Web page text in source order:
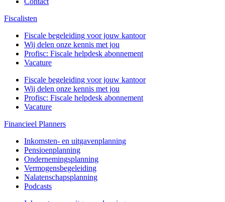
Fiscalisten
Fiscale begeleiding voor jouw kantoor
Wij delen onze kennis met jou
Profisc: Fiscale helpdesk abonnement
Vacature
Fiscale begeleiding voor jouw kantoor
Wij delen onze kennis met jou
Profisc: Fiscale helpdesk abonnement
Vacature
Financieel Planners
Inkomsten- en uitgavenplanning
Pensioenplanning
Ondernemingsplanning
Vermogensbegeleiding
Nalatenschapsplanning
Podcasts